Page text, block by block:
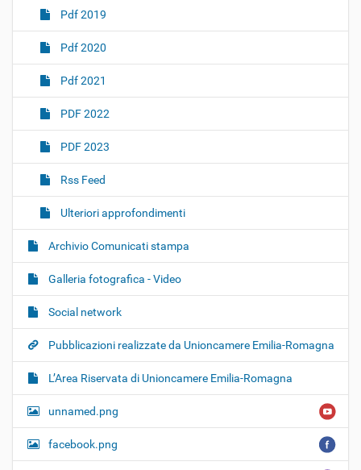
Pdf 2019
Pdf 2020
Pdf 2021
PDF 2022
PDF 2023
Rss Feed
Ulteriori approfondimenti
Archivio Comunicati stampa
Galleria fotografica - Video
Social network
Pubblicazioni realizzate da Unioncamere Emilia-Romagna
L’Area Riservata di Unioncamere Emilia-Romagna
unnamed.png
facebook.png